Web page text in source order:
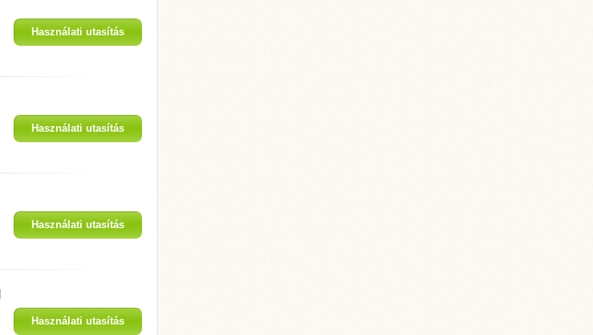
Használati utasítás
Használati utasítás
Használati utasítás
Használati utasítás